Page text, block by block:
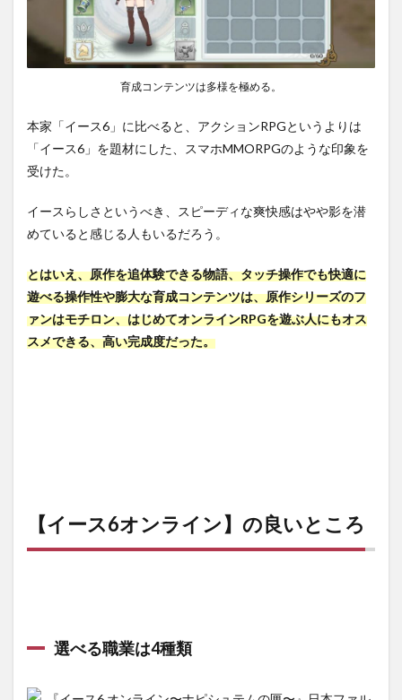
育成コンテンツは多様を極める。
本家「イース6」に比べると、アクションRPGというよりは
「イース6」 を題材にした、 スマホMMORPGのような印象を
受けた。
イースらしさというべき、スピーディな爽快感はやや影を潜
めていると感じる人もいるだろう。
とはいえ、原作を追体験できる物語、タッチ操作でも快適に
遊べる操作性や膨大な育成コンテンツは、原作シリーズのフ
ァンはモチロン、はじめてオンラインRPGを遊ぶ人にもオス
スメできる、高い完成度だった。
【イース6オンライン】の良いところ
選べる職業は4種類